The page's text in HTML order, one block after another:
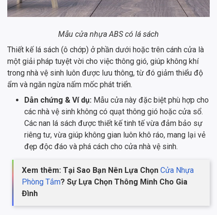
Mẫu cửa nhựa ABS có lá sách
Thiết kế lá sách (ô chớp) ở phần dưới hoặc trên cánh cửa là
một giải pháp tuyệt vời cho việc thông gió, giúp không khí
trong nhà vệ sinh luôn được lưu thông, từ đó giảm thiểu độ
ẩm và ngăn ngừa nấm mốc phát triển.
Dẫn chứng & Ví dụ: Mẫu cửa này đặc biệt phù hợp cho
các nhà vệ sinh không có quạt thông gió hoặc cửa sổ.
Các nan lá sách được thiết kế tinh tế vừa đảm bảo sự
riêng tư, vừa giúp không gian luôn khô ráo, mang lại vẻ
đẹp độc đáo và phá cách cho cửa nhà vệ sinh.
Xem thêm: Tại Sao Bạn Nên Lựa Chọn Cửa Nhựa
Phòng Tắm? Sự Lựa Chọn Thông Minh Cho Gia
Đình